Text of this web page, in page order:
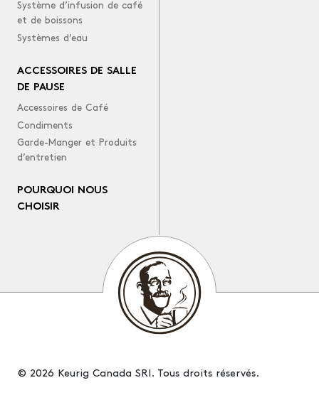
Système d’infusion de café
et de boissons
Systèmes d’eau
ACCESSOIRES DE SALLE
DE PAUSE
Accessoires de Café
Condiments
Garde-Manger et Produits
d’entretien
POURQUOI NOUS
CHOISIR
© 2026 Keurig Canada SRI. Tous droits réservés.